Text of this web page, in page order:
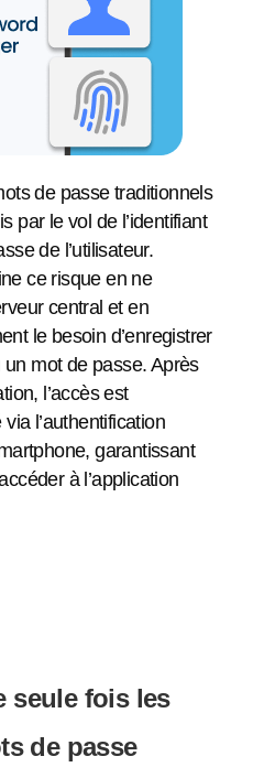
de passe traditionnels
par le vol de l’identifiant
de l’utilisateur.
ce risque en ne
central et en
le besoin d’enregistrer
mot de passe. Après
l’accès est
l’authentification
garantissant
à l’application
seule fois les
de passe